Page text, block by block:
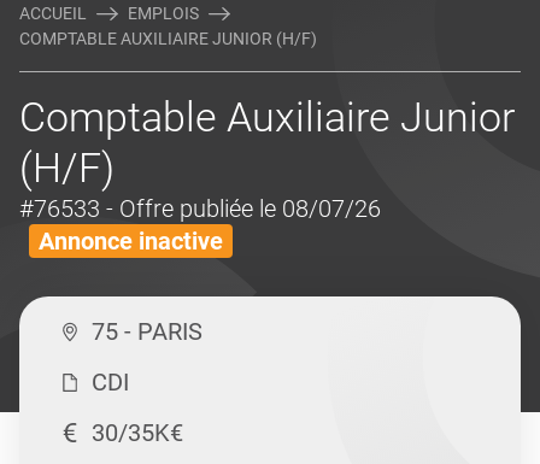
ACCUEIL
EMPLOIS
COMPTABLE AUXILIAIRE JUNIOR (H/F)
Comptable Auxiliaire Junior
(H/F)
#76533 - Offre publiée le 08/07/26
Annonce inactive
75 - PARIS
CDI
30/35K€